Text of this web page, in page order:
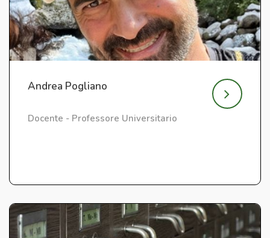
Andrea Pogliano
Docente - Professore Universitario